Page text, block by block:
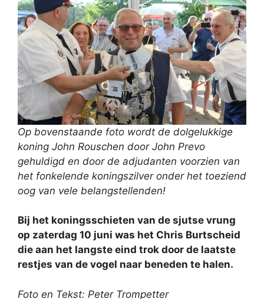
Op bovenstaande foto wordt de dolgelukkige
koning John Rouschen door John Prevo
gehuldigd en door de adjudanten voorzien van
het fonkelende koningszilver onder het toeziend
oog van vele belangstellenden!
Bij het koningsschieten van de sjutse vrung
op zaterdag 10 juni was het Chris Burtscheid
die aan het langste eind trok door de laatste
restjes van de vogel naar beneden te halen.
Foto en Tekst: Peter Trompetter